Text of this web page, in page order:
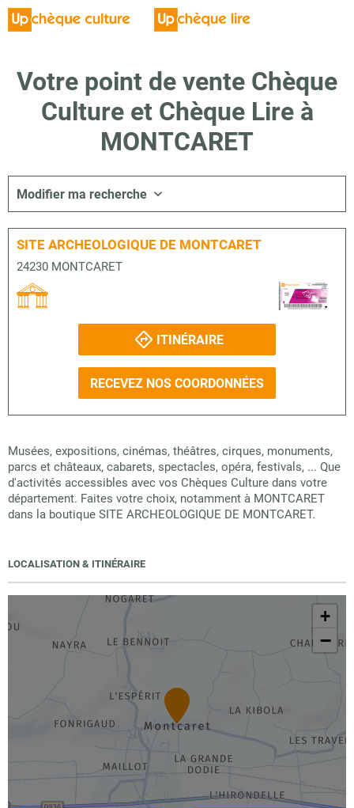
Votre point de vente Chèque
Culture et Chèque Lire à
MONTCARET
Modifier ma recherche
SITE ARCHEOLOGIQUE DE MONTCARET
24230 MONTCARET
ITINÉRAIRE
RECEVEZ NOS COORDONNÉES
Musées, expositions, cinémas, théâtres, cirques, monuments,
parcs et châteaux, cabarets, spectacles, opéra, festivals, ... Que
d'activités accessibles avec vos Chèques Culture dans votre
département. Faites votre choix, notamment à MONTCARET
dans la boutique SITE ARCHEOLOGIQUE DE MONTCARET.
LOCALISATION & ITINÉRAIRE
+
−